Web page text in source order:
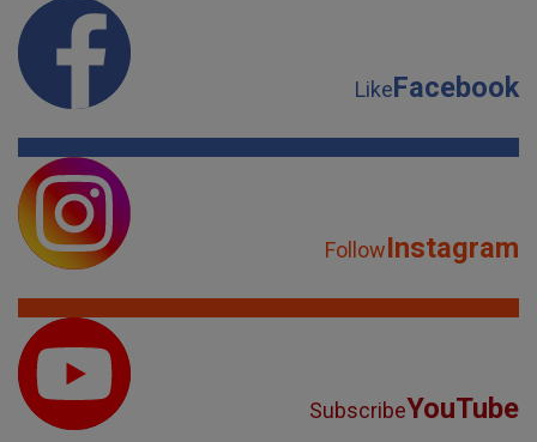
LikeFacebook
FollowInstagram
SubscribeYouTube